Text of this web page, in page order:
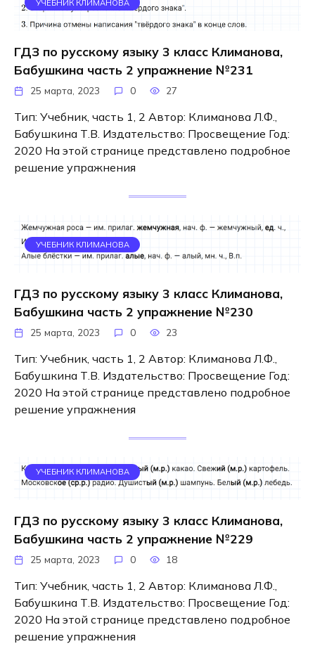
УЧЕБНИК КЛИМАНОВА
ГДЗ по русскому языку 3 класс Климанова,
Бабушкина часть 2 упражнение №231
25 марта, 2023 0 27
Тип: Учебник, часть 1, 2 Автор: Климанова Л.Ф.,
Бабушкина Т.В. Издательство: Просвещение Год:
2020 На этой странице представлено подробное
решение упражнения
УЧЕБНИК КЛИМАНОВА
ГДЗ по русскому языку 3 класс Климанова,
Бабушкина часть 2 упражнение №230
25 марта, 2023 0 23
Тип: Учебник, часть 1, 2 Автор: Климанова Л.Ф.,
Бабушкина Т.В. Издательство: Просвещение Год:
2020 На этой странице представлено подробное
решение упражнения
УЧЕБНИК КЛИМАНОВА
ГДЗ по русскому языку 3 класс Климанова,
Бабушкина часть 2 упражнение №229
25 марта, 2023 0 18
Тип: Учебник, часть 1, 2 Автор: Климанова Л.Ф.,
Бабушкина Т.В. Издательство: Просвещение Год:
2020 На этой странице представлено подробное
решение упражнения